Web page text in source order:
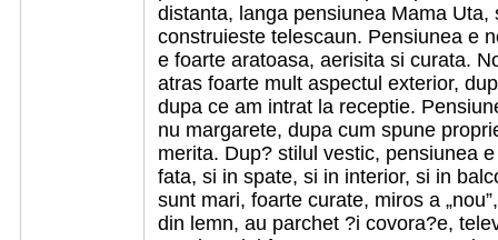
distanta, langa pensiunea Mama
construieste telescaun. Pensiunea e
e foarte aratoasa, aerisita si curata.
atras foarte mult aspectul exterior,
dupa ce am intrat la receptie.
nu margarete, dupa cum spune
merita. Dup? stilul vestic, pensiunea
fata, si in spate, si in interior, si in
sunt mari, foarte curate, miros a
din lemn, au parchet ?i covora?e,